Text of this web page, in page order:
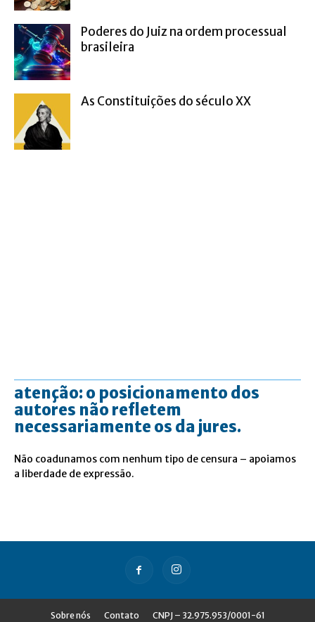
Poderes do Juiz na ordem processual
brasileira
As Constituições do século XX
atenção: o posicionamento dos
autores não refletem
necessariamente os da jures.
Não coadunamos com nenhum tipo de censura – apoiamos
a liberdade de expressão.
Sobre nós Contato CNPJ – 32.975.953/0001-61